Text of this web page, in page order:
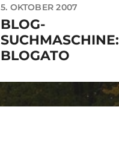
5. OKTOBER 2007
BLOG-
SUCHMASCHINE:
BLOGATO